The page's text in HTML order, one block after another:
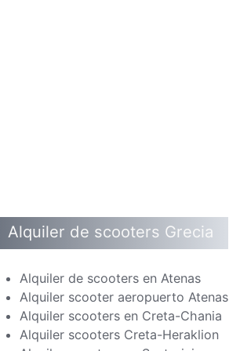
Alquiler de scooters Grecia
Alquiler de scooters en Atenas
Alquiler scooter aeropuerto Atenas
Alquiler scooters en Creta-Chania
Alquiler scooters Creta-Heraklion